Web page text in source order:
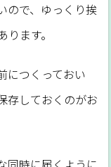
ので、ゆっくり挨
ます。
につくっておい
存しておくのがお